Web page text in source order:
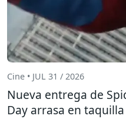
Cine • JUL 31 / 2026
Nueva entrega de
Day arrasa en taquilla